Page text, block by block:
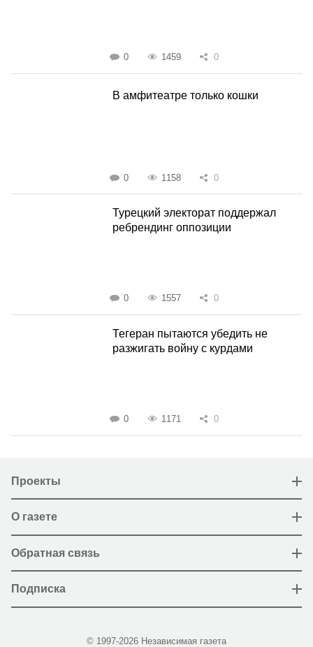
0 1459 0
В амфитеатре только кошки
0 1158 0
Турецкий электорат поддержал
ребрендинг оппозиции
0 1557 0
Тегеран пытаются убедить не
разжигать войну с курдами
0 1171 0
Проекты
О газете
Обратная связь
Подписка
© 1997-2026 Независимая газета